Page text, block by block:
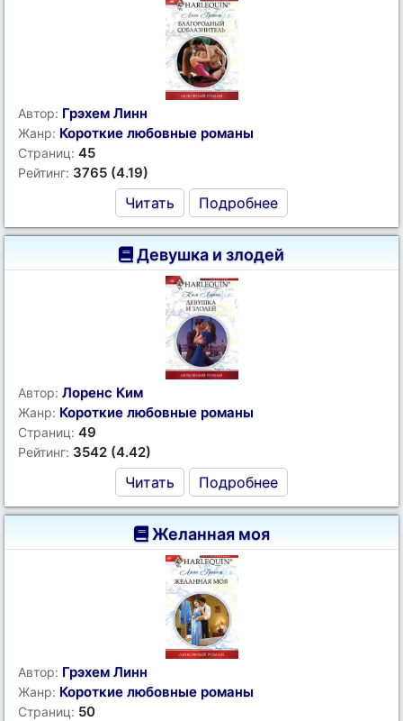
Автор: Грэхем Линн
Жанр: Короткие любовные романы
Страниц: 45
Рейтинг: 3765 (4.19)
Читать Подробнее
Девушка и злодей
Автор: Лоренс Ким
Жанр: Короткие любовные романы
Страниц: 49
Рейтинг: 3542 (4.42)
Читать Подробнее
Желанная моя
Автор: Грэхем Линн
Жанр: Короткие любовные романы
Страниц: 50